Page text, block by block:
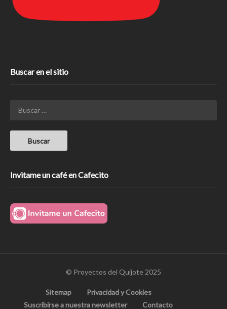
Buscar en el sitio
Invitame un café en Cafecito
© Proyectos del Quijote 2025
Sitemap
Privacidad y Cookies
Suscribirse a nuestra newsletter
Contacto